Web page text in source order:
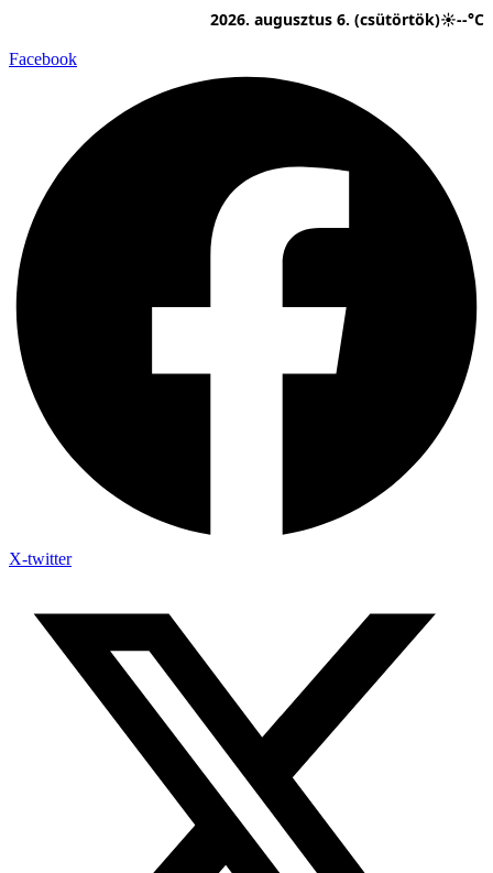
tartalomhoz
2026. augusztus 6. (csütörtök)☀--°C
Facebook
X-twitter